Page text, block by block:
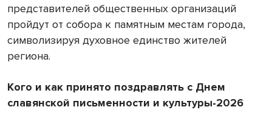
представителей общественных организаций
пройдут от собора к памятным местам города,
символизируя духовное единство жителей
региона.
Кого и как принято поздравлять с Днем
славянской письменности и культуры-2026